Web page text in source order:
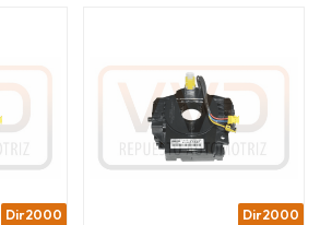
Dir2000 Dir2000